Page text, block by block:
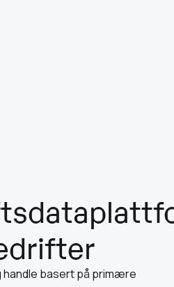
basert på primære